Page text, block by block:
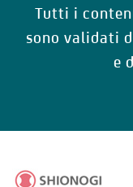
Tutti i
sono validati
e